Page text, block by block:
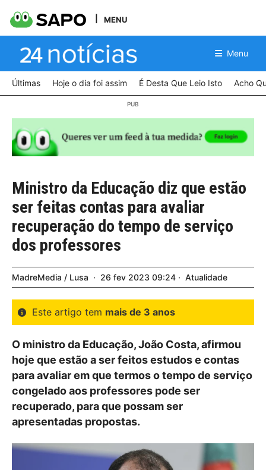
MENU
Menu
Últimas Hoje o dia foi assim É Desta Que Leio Isto Acho
Ministro da Educação diz que estão
ser feitas contas para avaliar
recuperação do tempo de serviço
dos professores
MadreMedia / Lusa 26 fev 2023 09:24 Atualidade
Este artigo tem mais de 3 anos
O ministro da Educação, João Costa, afirmou
hoje que estão a ser feitos estudos e contas
para avaliar em que termos o tempo de serviço
congelado aos professores pode ser
recuperado, para que possam ser
apresentadas propostas.